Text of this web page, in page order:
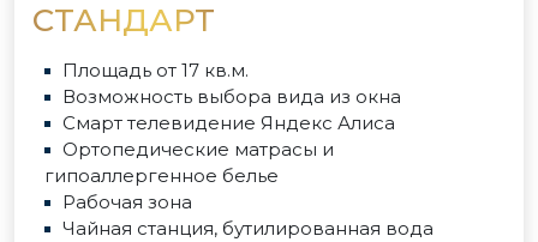
СТАНДАРТ
Площадь от 17 кв.м.
Возможность выбора вида из окна
Смарт телевидение Яндекс Алиса
Ортопедические матрасы и
гипоаллергенное белье
Рабочая зона
Чайная станция, бутилированная вода